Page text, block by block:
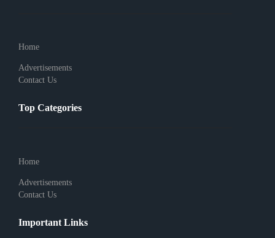
Home
Advertisements
Contact Us
Top Categories
Home
Advertisements
Contact Us
Important Links